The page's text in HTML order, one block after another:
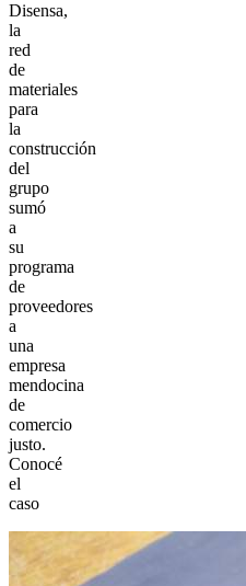
Disensa,
la
red
de
materiales
para
la
construcción
del
grupo
sumó
a
su
programa
de
proveedores
a
una
empresa
mendocina
de
comercio
justo.
Conocé
el
caso